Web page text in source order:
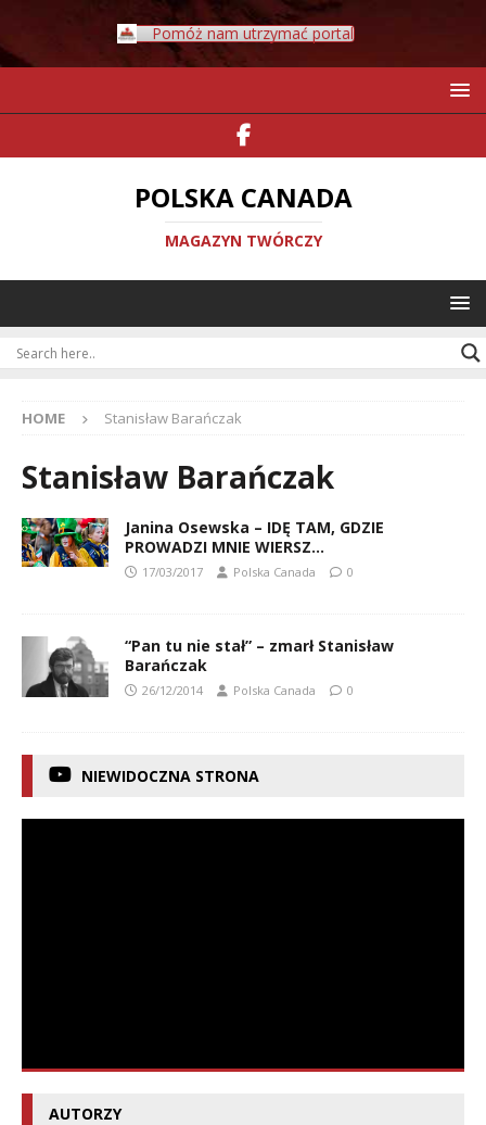
Pomóż nam utrzymać portal
POLSKA CANADA
MAGAZYN TWÓRCZY
HOME Stanisław Barańczak
Stanisław Barańczak
Janina Osewska – IDĘ TAM, GDZIE
PROWADZI MNIE WIERSZ…
17/03/2017 Polska Canada 0
“Pan tu nie stał” – zmarł Stanisław
Barańczak
26/12/2014 Polska Canada 0
NIEWIDOCZNA STRONA
AUTORZY